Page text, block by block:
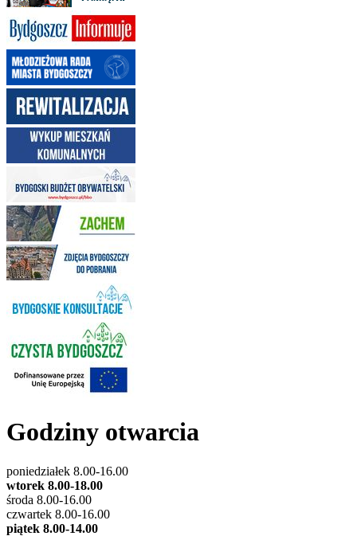
Godziny otwarcia
poniedziałek 8.00-16.00
wtorek 8.00-18.00
środa 8.00-16.00
czwartek 8.00-16.00
piątek 8.00-14.00